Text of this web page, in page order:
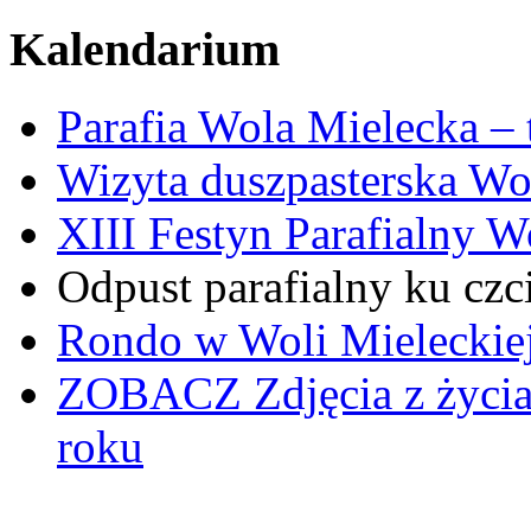
Kalendarium
Parafia Wola Mielecka
Wizyta duszpasterska
XIII Festyn Parafialny
Odpust parafialny ku
Rondo w Woli
ZOBACZ Zdjęcia z
roku